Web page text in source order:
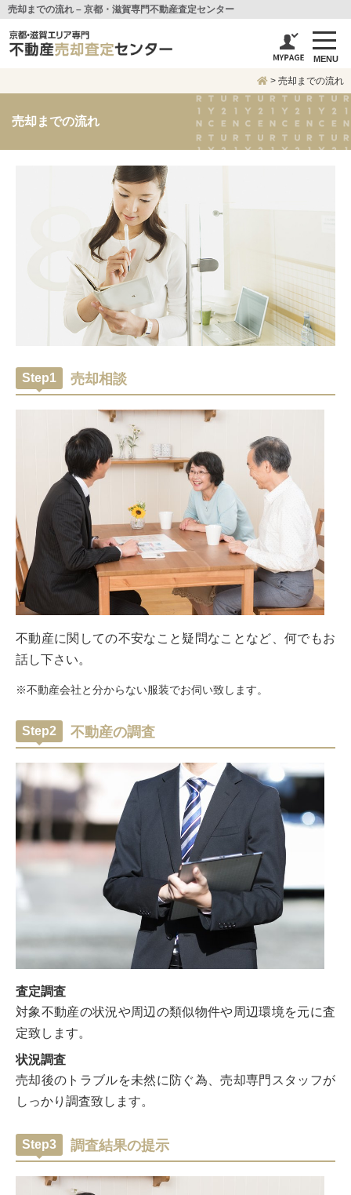
売却までの流れ – 京都・滋賀専門不動産査定センター
MENU
> 売却までの流れ
売却までの流れ
Step1 売却相談
不動産に関しての不安なこと疑問なことなど、何でもお
話し下さい。
※不動産会社と分からない服装でお伺い致します。
Step2 不動産の調査
査定調査
対象不動産の状況や周辺の類似物件や周辺環境を元に査
定致します。
状況調査
売却後のトラブルを未然に防ぐ為、売却専門スタッフが
しっかり調査致します。
Step3 調査結果の提示